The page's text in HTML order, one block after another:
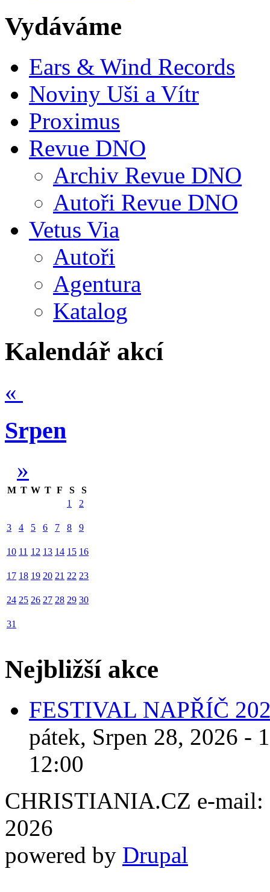
Vydáváme
Ears & Wind Records
Noviny Uši a Vítr
Proximus
Revue DNO
Archiv Revue DNO
Autoři Revue DNO
Vetus Via
Autoři
Agentura
Katalog
Kalendář akcí
«
Srpen
»
M T W T F S
S
1
2
3 4 5 6 7 8 9
10 11 12 13 14 15 16
17 18 19 20 21 22 23
24 25 26 27 28 29 30
31
Nejbližší akce
FESTIVAL NAPŘÍČ
pátek, Srpen 28, 2026 -
12:00
CHRISTIANIA.CZ e-mail:
2026
powered by Drupal